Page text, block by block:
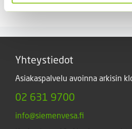
2,70€
Yhteystiedot
Asiakaspalvelu avoinna arkisin
02 631 9700
info@siemenvesa.fi